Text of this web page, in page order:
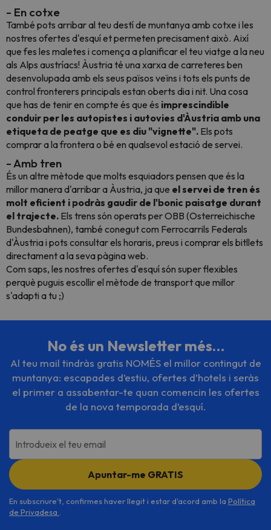
- En cotxe
També pots arribar al teu destí de muntanya amb cotxe i les
nostres ofertes d'esquí et permeten precisament això. Així
que fes les maletes i comença a planificar el teu viatge a la neu
als Alps austríacs! Àustria té una xarxa de carreteres ben
desenvolupada amb els seus països veïns i tots els punts de
control fronterers principals estan oberts dia i nit. Una cosa
que has de tenir en compte és que és imprescindible
conduir per les autopistes i autovies d'Àustria amb una
etiqueta de peatge que es diu "vignette". Els pots
comprar a la frontera o bé en qualsevol estació de servei.
- Amb tren
És un altre mètode que molts esquiadors pensen que és la
millor manera d'arribar a Àustria, ja que el servei de tren és
molt eficient i podràs gaudir de l'bonic paisatge durant
el trajecte. Els trens són operats per OBB (Osterreichische
Bundesbahnen), també conegut com Ferrocarrils Federals
d'Àustria i pots consultar els horaris, preus i comprar els bitllets
directament a la seva pàgina web.
Com saps, les nostres ofertes d'esquí són super flexibles
perquè puguis escollir el mètode de transport que millor
s'adapti a tu ;)
No és un Newsletter més…
Al teu mail tindràs gratis NOMÉS el millor contingut de
muntanya: escapades d’estiu, ofertes d’hotels i seràs
el primer a assabentar-te quan comencin les ofertes
de la nova temporada d’esquí.
Introdueix el teu email
Apuntar-me GRATIS
En subscriure't, confirmes haver llegit i estar d'acord amb la Política
de Privadesa